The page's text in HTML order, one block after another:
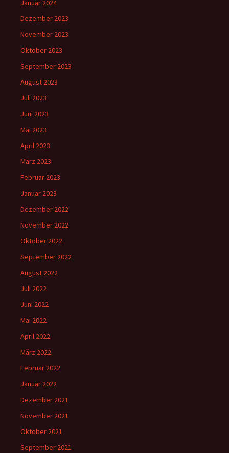
Januar 2024
Dezember 2023
November 2023
Oktober 2023
September 2023
August 2023
Juli 2023
Juni 2023
Mai 2023
April 2023
März 2023
Februar 2023
Januar 2023
Dezember 2022
November 2022
Oktober 2022
September 2022
August 2022
Juli 2022
Juni 2022
Mai 2022
April 2022
März 2022
Februar 2022
Januar 2022
Dezember 2021
November 2021
Oktober 2021
September 2021